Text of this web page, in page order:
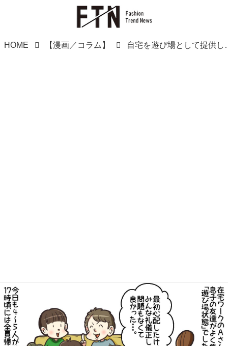
HOME 【漫画／コラム】 自宅を遊び場として